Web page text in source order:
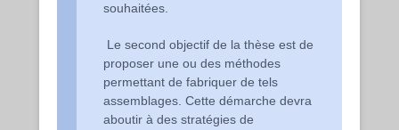
souhaitées.
Le second objectif de la thèse est de
proposer une ou des méthodes
permettant de fabriquer de tels
assemblages. Cette démarche devra
aboutir à des stratégies de